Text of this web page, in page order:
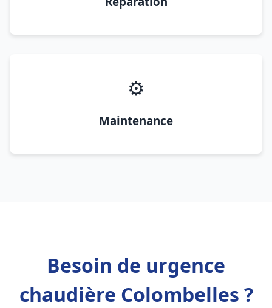
⚙️
Maintenance
Besoin de urgence
chaudière Colombelles ?